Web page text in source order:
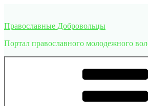
содержимому
Православные Добровольцы
Портал православного молодежного